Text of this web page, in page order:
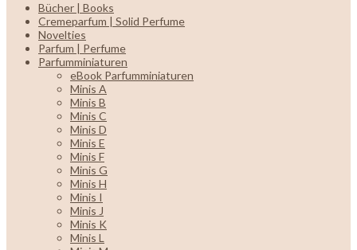
Bücher | Books
Cremeparfum | Solid Perfume
Novelties
Parfum | Perfume
Parfumminiaturen
eBook Parfumminiaturen
Minis A
Minis B
Minis C
Minis D
Minis E
Minis F
Minis G
Minis H
Minis I
Minis J
Minis K
Minis L